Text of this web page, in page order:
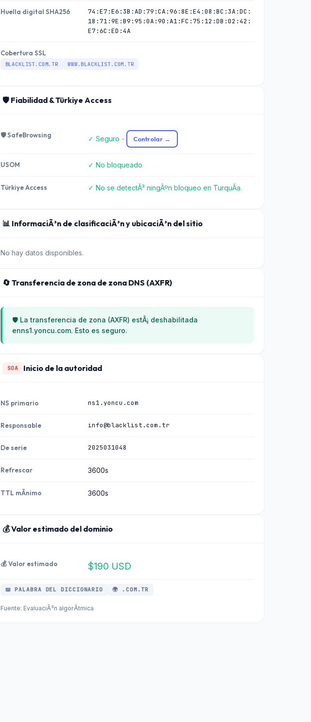
Huella digital SHA256
74:E7:E6:3B:AD:79:CA:96:8E:E4:08:BC:3A:DC:
18:71:9E:B9:95:0A:90:A1:FC:75:12:DB:02:42:
E7:6C:ED:4A
Cobertura SSL
BLACKLIST.COM.TR WWW.BLACKLIST.COM.TR
🛡️ Fiabilidad & Türkiye Access
🛡️ SafeBrowsing ✓ Seguro - Controlar →
USOM ✓ No bloqueado
Türkiye Access ✓ No se detectÃ³ ningÃºn bloqueo en TurquÃ­a.
📊 InformaciÃ³n de clasificaciÃ³n y ubicaciÃ³n del sitio
No hay datos disponibles.
🔄 Transferencia de zona de zona DNS (AXFR)
🛡️ La transferencia de zona (AXFR) estÃ¡ deshabilitada
enns1.yoncu.com. Esto es seguro.
SOA Inicio de la autoridad
NS primario ns1.yoncu.com
Responsable info@blacklist.com.tr
De serie 2025031048
Refrescar 3600s
TTL mÃ­nimo 3600s
💰 Valor estimado del dominio
💰 Valor estimado $190 USD
📖 PALABRA DEL DICCIONARIO 🌍 .COM.TR
Fuente: EvaluaciÃ³n algorÃ­tmica